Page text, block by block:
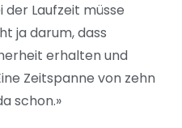
der Laufzeit müsse
ja darum, dass
erhalten und
Zeitspanne von zehn
schon.»